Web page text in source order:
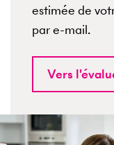
estimée de
par e-mail.
Vers